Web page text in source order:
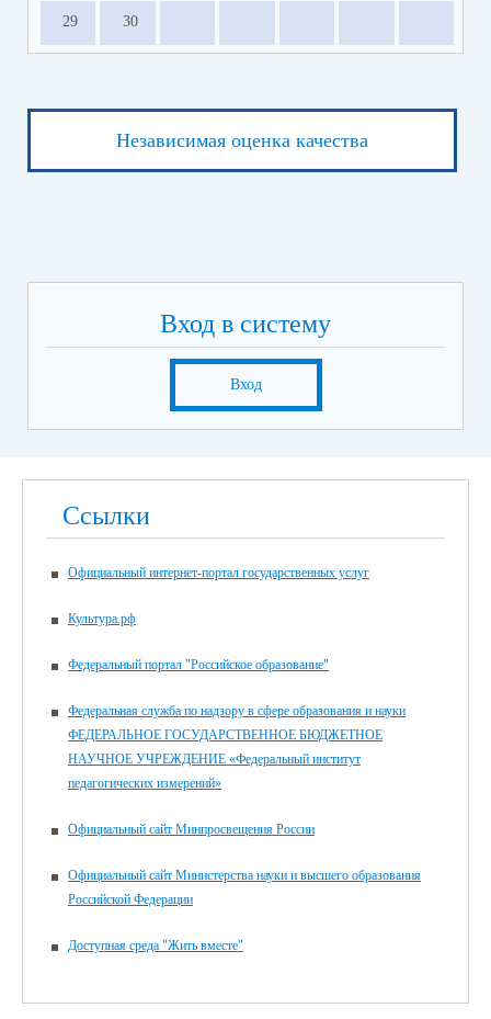
29 30
Независимая оценка качества
Вход в систему
Вход
Ссылки
Официальный интернет-портал государственных услуг
Культура.рф
Федеральный портал "Российское образование"
Федеральная служба по надзору в сфере образования и науки
ФЕДЕРАЛЬНОЕ ГОСУДАРСТВЕННОЕ БЮДЖЕТНОЕ
НАУЧНОЕ УЧРЕЖДЕНИЕ «Федеральный институт
педагогических измерений»
Официальный сайт Минпросвещения России
Официальный сайт Министерства науки и высшего образования
Российской Федерации
Доступная среда "Жить вместе"